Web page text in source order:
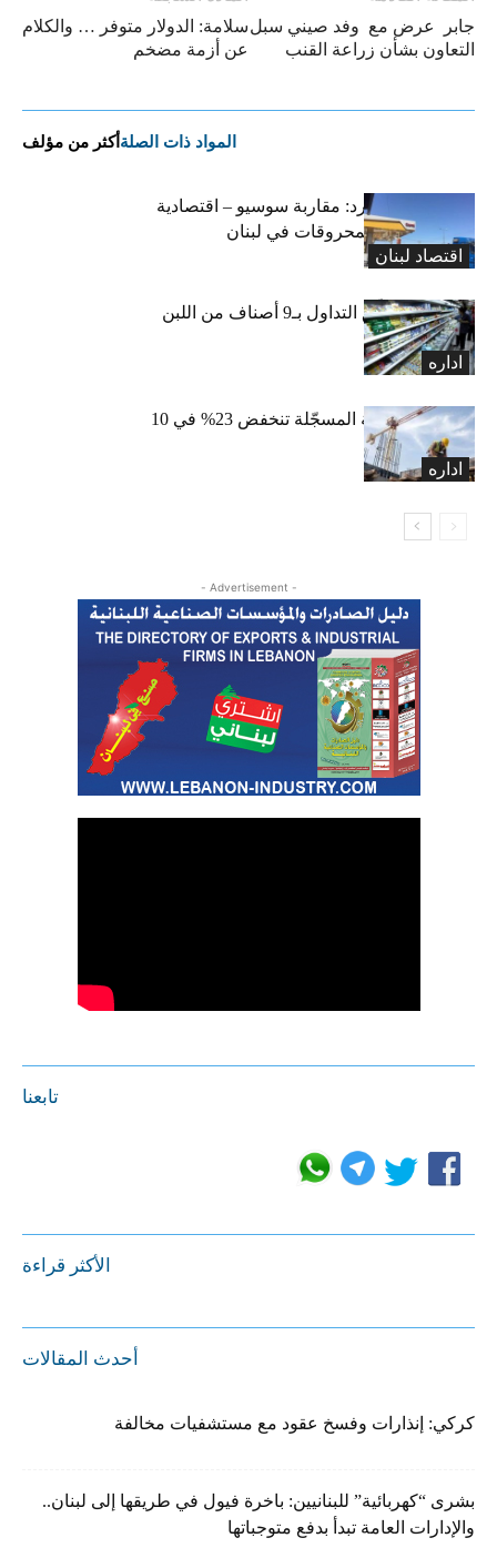
سلامة: الدولار متوفر … والكلام
عن أزمة مضخم
جابر عرض مع وفد صيني سبل
التعاون بشأن زراعة القنب
المواد ذات الصلةأكثر من مؤلف
اقتصاد لبنان
التضخم المستورد: مقاربة سوسيو – اقتصادية
لارتفاع أسعار المحروقات في لبنان
اداره
«الاقتصاد» تعلّق التداول بـ9 أصناف من اللبن
واللبنة
اداره
الرخص العقارية المسجّلة تنخفض 23% في 10
أشهر
- Advertisement -
تابعنا
الأكثر قراءة
أحدث المقالات
كركي: إنذارات وفسخ عقود مع مستشفيات مخالفة
بشرى “كهربائية” للبنانيين: باخرة فيول في طريقها إلى لبنان..
والإدارات العامة تبدأ بدفع متوجباتها